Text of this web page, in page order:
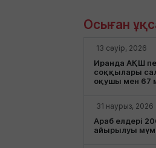
Осыған
13 сәуір, 2026
Иранда АҚШ
соққылары
оқушы мен 67
31 наурыз, 2026
Араб елдері
айырылуы